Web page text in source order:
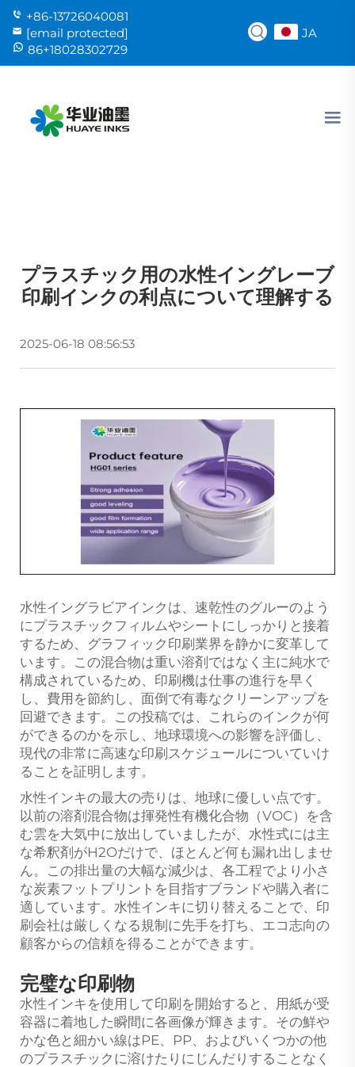
+86-13726040081
[email protected]
86+18028302729
JA
プラスチック用の水性イングレーブ
印刷インクの利点について理解する
2025-06-18 08:56:53
水性イングラビアインクは、速乾性のグルーのよう
にプラスチックフィルムやシートにしっかりと接着
するため、グラフィック印刷業界を静かに変革して
います。この混合物は重い溶剤ではなく主に純水で
構成されているため、印刷機は仕事の進行を早く
し、費用を節約し、面倒で有毒なクリーンアップを
回避できます。この投稿では、これらのインクが何
ができるのかを示し、地球環境への影響を評価し、
現代の非常に高速な印刷スケジュールについていけ
ることを証明します。
水性インキの最大の売りは、地球に優しい点です。
以前の溶剤混合物は揮発性有機化合物（VOC）を含
む雲を大気中に放出していましたが、水性式には主
な希釈剤がH2Oだけで、ほとんど何も漏れ出しませ
ん。この排出量の大幅な減少は、各工程でより小さ
な炭素フットプリントを目指すブランドや購入者に
適しています。水性インキに切り替えることで、印
刷会社は厳しくなる規制に先手を打ち、エコ志向の
顧客からの信頼を得ることができます。
完璧な印刷物
水性インキを使用して印刷を開始すると、用紙が受
容器に着地した瞬間に各画像が輝きます。その鮮や
かな色と細かい線はPE、PP、およびいくつかの他
のプラスチックに溶けたりにじんだりすることなく